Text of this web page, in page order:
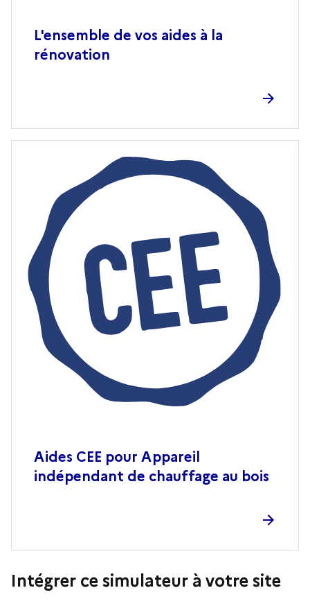
L'ensemble de vos aides à la
rénovation
Aides CEE pour Appareil
indépendant de chauffage au bois
Intégrer ce simulateur à votre site